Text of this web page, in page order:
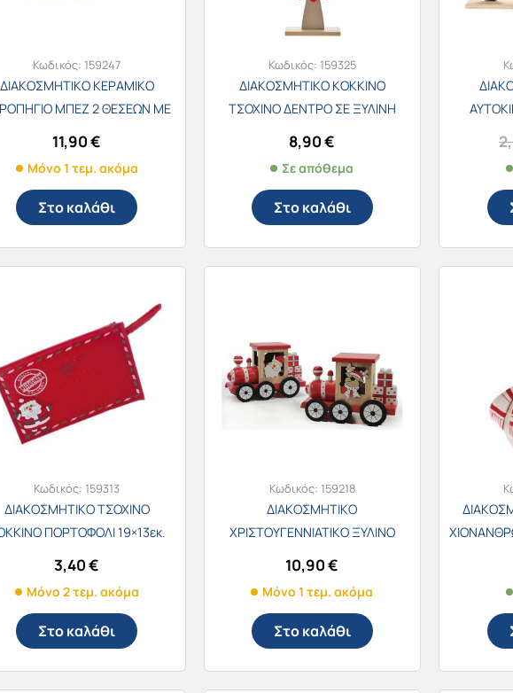
Κωδικός: 159247
ΔΙΑΚΟΣΜΗΤΙΚΟ ΚΕΡΑΜΙΚΟ
ΜΠΕΖ 2 ΘΕΣΕΩΝ ΜΕ
11,90€
Μόνο 1 τεμ. ακόμα
Στο καλάθι
Κωδικός: 159325
ΔΙΑΚΟΣΜΗΤΙΚΟ ΚΟΚΚΙΝΟ
ΤΣΟΧΙΝΟ ΔΕΝΤΡΟ ΣΕ ΞΥΛΙΝΗ
8,90€
Σε απόθεμα
Στο καλάθι
Κωδικός: 159313
ΔΙΑΚΟΣΜΗΤΙΚΟ ΤΣΟΧΙΝΟ
ΠΟΡΤΟΦΟΛΙ 19×13εκ.
3,40€
Μόνο 2 τεμ. ακόμα
Στο καλάθι
Κωδικός: 159218
ΔΙΑΚΟΣΜΗΤΙΚΟ
ΧΡΙΣΤΟΥΓΕΝΝΙΑΤΙΚΟ ΞΥΛΙΝΟ
10,90€
Μόνο 1 τεμ. ακόμα
Στο καλάθι